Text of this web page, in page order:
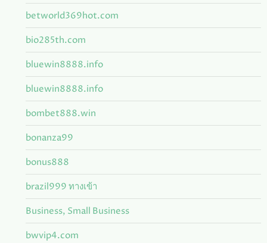
betworld369hot.com
bio285th.com
bluewin8888.info
bluewin8888.info
bombet888.win
bonanza99
bonus888
brazil999 ทางเข้า
Business, Small Business
bwvip4.com